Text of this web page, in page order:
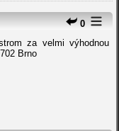
0
za velmi výhodnou
Brno